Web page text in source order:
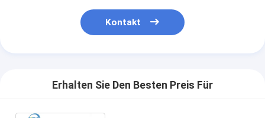
Kontakt
Erhalten Sie Den Besten Preis Für